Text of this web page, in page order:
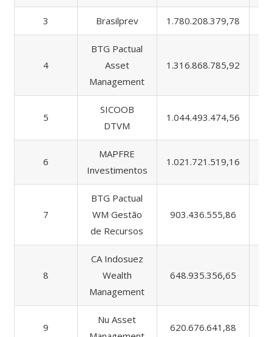
3 Brasilprev 1.780.208.379,78
4
BTG Pactual
Asset
Management
1.316.868.785,92
5
SICOOB
DTVM
1.044.493.474,56
6
MAPFRE
Investimentos
1.021.721.519,16
7
BTG Pactual
WM Gestão
de Recursos
903.436.555,86
8
CA Indosuez
Wealth
Management
648.935.356,65
9
Nu Asset
620.676.641,88